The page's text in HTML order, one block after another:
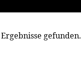
gefunden.